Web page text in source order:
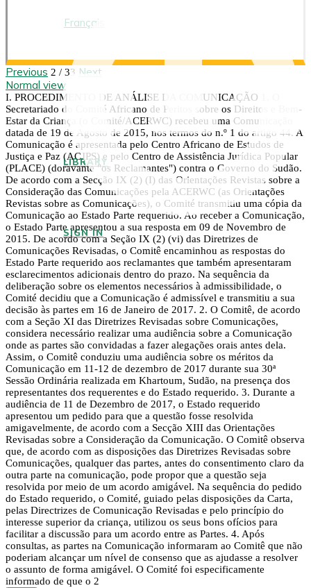
Français
LIBRARY
SIGN IN
Previous 2 / 33 Next
Normal view
I. PROCEDIMENTO DE ANÁLISE DA COMUNICAÇÃO 1. O
Secretariado do Comité Africano de Peritos sobre os Direitos e Bem-
Estar da Criança (o Comité/ACERWC) recebeu uma Comunicação
datada de 19 de Agosto de 2015, nos termos do n.º 1 do artigo 44. A
Comunicação é apresentada pelo Centro Africano de Estudos de
Justiça e Paz (ACJPS) e pelo Centro de Assistência Jurídica Popular
(PLACE) (doravante "os Reclamantes") contra o Governo do Sudão.
De acordo com a Secção IX (2) (I) das Orientações Revistas sobre a
Consideração das Comunicações pela ACERWC (as Orientações
Revistas sobre as Comunicações), o Comité transmitiu uma cópia da
Comunicação ao Estado Parte requerido. Ao receber a Comunicação,
o Estado Parte apresentou a sua resposta em 09 de Novembro de
2015. De acordo com a Seção IX (2) (vi) das Diretrizes de
Comunicações Revisadas, o Comitê encaminhou as respostas do
Estado Parte requerido aos reclamantes que também apresentaram
esclarecimentos adicionais dentro do prazo. Na sequência da
deliberação sobre os elementos necessários à admissibilidade, o
Comité decidiu que a Comunicação é admissível e transmitiu a sua
decisão às partes em 16 de Janeiro de 2017. 2. O Comitê, de acordo
com a Seção XI das Diretrizes Revisadas sobre Comunicações,
considera necessário realizar uma audiência sobre a Comunicação
onde as partes são convidadas a fazer alegações orais antes dela.
Assim, o Comitê conduziu uma audiência sobre os méritos da
Comunicação em 11-12 de dezembro de 2017 durante sua 30ª
Sessão Ordinária realizada em Khartoum, Sudão, na presença dos
representantes dos requerentes e do Estado requerido. 3. Durante a
audiência de 11 de Dezembro de 2017, o Estado requerido
apresentou um pedido para que a questão fosse resolvida
amigavelmente, de acordo com a Secção XIII das Orientações
Revisadas sobre a Consideração da Comunicação. O Comitê observa
que, de acordo com as disposições das Diretrizes Revisadas sobre
Comunicações, qualquer das partes, antes do consentimento claro da
outra parte na comunicação, pode propor que a questão seja
resolvida por meio de um acordo amigável. Na sequência do pedido
do Estado requerido, o Comité, guiado pelas disposições da Carta,
pelas Directrizes de Comunicação Revisadas e pelo princípio do
interesse superior da criança, utilizou os seus bons ofícios para
facilitar a discussão para um acordo entre as Partes. 4. Após
consultas, as partes na Comunicação informaram ao Comitê que não
poderiam alcançar um nível de consenso que as ajudasse a resolver
o assunto de forma amigável. O Comité foi especificamente
informado de que o 2